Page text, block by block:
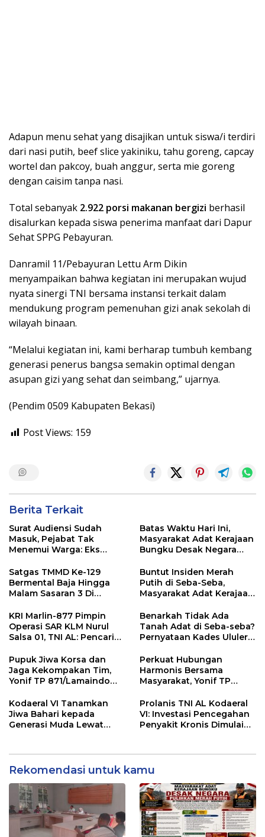
Adapun menu sehat yang disajikan untuk siswa/i terdiri
dari nasi putih, beef slice yakiniku, tahu goreng, capcay
wortel dan pakcoy, buah anggur, serta mie goreng
dengan caisim tanpa nasi.
Total sebanyak 2.922 porsi makanan bergizi berhasil
disalurkan kepada siswa penerima manfaat dari Dapur
Sehat SPPG Pebayuran.
Danramil 11/Pebayuran Lettu Arm Dikin
menyampaikan bahwa kegiatan ini merupakan wujud
nyata sinergi TNI bersama instansi terkait dalam
mendukung program pemenuhan gizi anak sekolah di
wilayah binaan.
“Melalui kegiatan ini, kami berharap tumbuh kembang
generasi penerus bangsa semakin optimal dengan
asupan gizi yang sehat dan seimbang,” ujarnya.
(Pendim 0509 Kabupaten Bekasi)
Post Views: 159
Berita Terkait
Surat Audiensi Sudah
Masuk, Pejabat Tak
Menemui Warga: Eks
Pelayanan Dinas
Transmigrasi Luwu Timur
Batas Waktu Hari Ini,
Masyarakat Adat Kerajaan
Bungku Desak Negara
Seba-Seba
Satgas TMMD Ke-129
Bermental Baja Hingga
Malam Sasaran 3 Di
Buntut Insiden Merah
Putih di Seba-Seba,
Masyarakat Adat Kerajaan
Berjihad Secara
Konstitusional
KRI Marlin-877 Pimpin
Operasi SAR KLM Nurul
Salsa 01, TNI AL: Pencarian
Seluruh Korban
Ditemukan
Benarkah Tidak Ada
Tanah Adat di Seba-seba?
Pernyataan Kades Ululere
Dokumen Pemerintah
Pupuk Jiwa Korsa dan
Jaga Kekompakan Tim,
Yonif TP 871/Lamaindo
Nobar Piala Dunia
Perkuat Hubungan
Harmonis Bersama
Masyarakat, Yonif TP
Selenggarakan Nobar
Bola Gembira
Kodaeral VI Tanamkan
Jiwa Bahari kepada
Generasi Muda Lewat
Prolanis TNI AL Kodaeral
VI: Investasi Pencegahan
Penyakit Kronis Dimulai
Rekomendasi untuk kamu